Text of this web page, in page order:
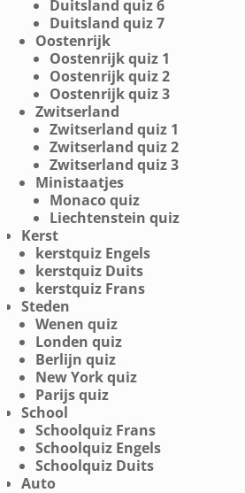
Duitsland quiz 6
Duitsland quiz 7
Oostenrijk
Oostenrijk quiz 1
Oostenrijk quiz 2
Oostenrijk quiz 3
Zwitserland
Zwitserland quiz 1
Zwitserland quiz 2
Zwitserland quiz 3
Ministaatjes
Monaco quiz
Liechtenstein quiz
Kerst
kerstquiz Engels
kerstquiz Duits
kerstquiz Frans
Steden
Wenen quiz
Londen quiz
Berlijn quiz
New York quiz
Parijs quiz
School
Schoolquiz Frans
Schoolquiz Engels
Schoolquiz Duits
Auto